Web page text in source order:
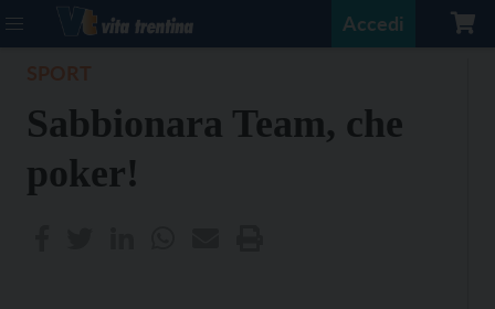
Accedi
Sabbionara Team, che
poker!